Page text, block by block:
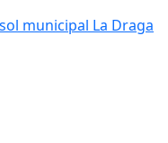
municipal La Draga